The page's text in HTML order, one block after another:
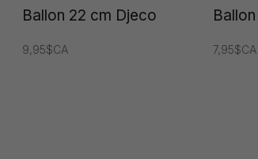
Ballon 22 cm Djeco
9,95$CA 7,95$CA